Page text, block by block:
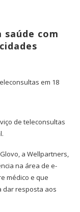
com
de teleconsultas
a Wellpartners,
na área de e-
médico e que
dar resposta aos